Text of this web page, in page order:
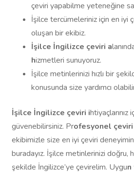
çeviri yapabilme yeteneğine
İşilce tercümeleriniz için en iyi
oluşan bir ekibiz.
İşilce İngilizce çeviri a
hizmetleri sunuyoruz.
İşilce metinlerinizi hızlı bir
konusunda size yardımcı
İşilce İngilizce çeviri ihtiyaçlarınız
güvenebilirsiniz. Profesyonel çeviri
ekibimizle size en iyi çeviri
buradayız. İşilce metinlerinizi doğru,
şekilde İngilizce’ye çevirelim. Uygu